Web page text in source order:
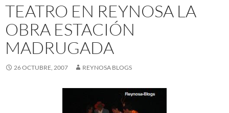
TEATRO EN REYNOSA LA
OBRA ESTACIÓN
MADRUGADA
26 OCTUBRE, 2007 REYNOSA BLOGS